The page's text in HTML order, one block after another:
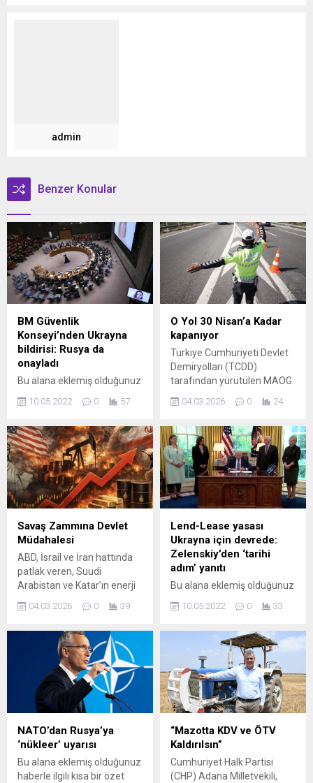
admin
Benzer Konular
BM Güvenlik
Konseyi’nden Ukrayna
bildirisi: Rusya da
onayladı
Bu alana eklemiş olduğunuz
haberle ilgili kısa bir özet
bilgisi ekleyebilirsiniz. Bu
sayfasında "Özet"
bölümünden eklenebilir.
Özet eklenmişse başlık
altında kalın olarak bu
şekilde gösterilir,
eklenmemişse bu alan boş
kalır.
10.05.2022 0 57
O Yol 30 Nisan’a Kadar
kapanıyor
Türkiye Cumhuriyeti Devlet
Demiryolları (TCDD)
tarafından yürütülen MAOG
Yüksek Standartlı Demiryolu
Hattı inşaatı kapsamında
imalat çalışmaları nedeniyle
önemli bir trafik
düzenlemesine gidiliyor.
Açıklamaya göre, D-400
Karayolu’nun Mersin’den
Adana istikameti 4 Mart
2026 ile 30 Nisan 2026
tarihleri arasında araç
trafiğine kapatılacak.
Çalışmaların belirtilen
tarihler arasında
tamamlanması...
04.03.2026 0 24
Savaş Zammına Devlet
Müdahalesi
ABD, İsrail ve İran hattında
patlak veren, Suudi
Arabistan ve Katar’ın enerji
küresel bir arz krizine
ekonomisine vereceği ilk
büyük hasar için devletin
zirvesi harekete geçti. Bu
gece (Salı’yı Çarşamba’ya
bağlayan gece yarısı)
pompaya yansıması
beklenen ve motorinde 6 lira
69 kuruşu, benzinde ise 2...
04.03.2026 0 39
Lend-Lease yasası
Ukrayna için devrede:
Zelenskiy’den ‘tarihi
adım’ yanıtı
Bu alana eklemiş olduğunuz
bilgisi ekleyebilirsiniz. Bu
sayfasında "Özet"
bölümünden eklenebilir.
Özet eklenmişse başlık
altında kalın olarak bu
şekilde gösterilir,
eklenmemişse bu alan boş
kalır.
10.05.2022 0 33
NATO’dan Rusya’ya
‘nükleer’ uyarısı
Bu alana eklemiş olduğunuz
haberle ilgili kısa bir özet
“Mazotta KDV ve ÖTV
Kaldırılsın”
Cumhuriyet Halk Partisi
(CHP) Adana Milletvekili,